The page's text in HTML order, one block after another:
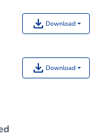
Download
Download